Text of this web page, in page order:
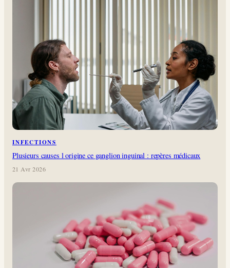
INFECTIONS
Plusieurs causes l origine ce ganglion inguinal : repères médicaux
21 Avr 2026